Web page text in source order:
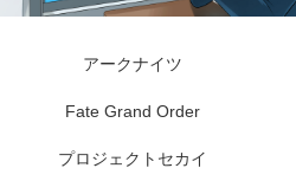
アークナイツ
Fate Grand Order
プロジェクトセカイ